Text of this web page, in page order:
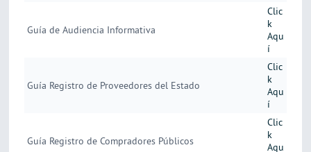
Guía de Audiencia Informativa
Clic
k
Aqu
í
Guía Registro de Proveedores del Estado
Clic
k
Aqu
í
Guía Registro de Compradores Públicos
Clic
k
Aqu